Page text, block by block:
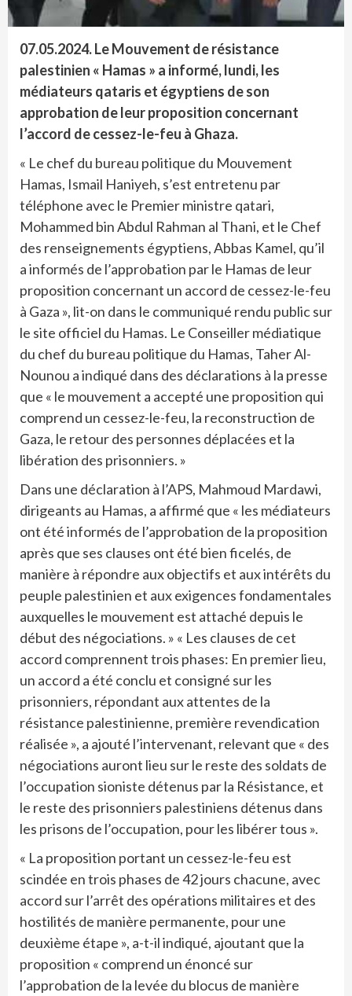
07.05.2024. Le Mouvement de résistance
palestinien « Hamas » a informé, lundi, les
médiateurs qataris et égyptiens de son
approbation de leur proposition concernant
l’accord de cessez-le-feu à Ghaza.
« Le chef du bureau politique du Mouvement
Hamas, Ismail Haniyeh, s’est entretenu par
téléphone avec le Premier ministre qatari,
Mohammed bin Abdul Rahman al Thani, et le Chef
des renseignements égyptiens, Abbas Kamel, qu’il
a informés de l’approbation par le Hamas de leur
proposition concernant un accord de cessez-le-feu
à Gaza », lit-on dans le communiqué rendu public sur
le site officiel du Hamas. Le Conseiller médiatique
du chef du bureau politique du Hamas, Taher Al-
Nounou a indiqué dans des déclarations à la presse
que « le mouvement a accepté une proposition qui
comprend un cessez-le-feu, la reconstruction de
Gaza, le retour des personnes déplacées et la
libération des prisonniers. »
Dans une déclaration à l’APS, Mahmoud Mardawi,
dirigeants au Hamas, a affirmé que « les médiateurs
ont été informés de l’approbation de la proposition
après que ses clauses ont été bien ficelés, de
manière à répondre aux objectifs et aux intérêts du
peuple palestinien et aux exigences fondamentales
auxquelles le mouvement est attaché depuis le
début des négociations. » « Les clauses de cet
accord comprennent trois phases: En premier lieu,
un accord a été conclu et consigné sur les
prisonniers, répondant aux attentes de la
résistance palestinienne, première revendication
réalisée », a ajouté l’intervenant, relevant que « des
négociations auront lieu sur le reste des soldats de
l’occupation sioniste détenus par la Résistance, et
le reste des prisonniers palestiniens détenus dans
les prisons de l’occupation, pour les libérer tous ».
« La proposition portant un cessez-le-feu est
scindée en trois phases de 42 jours chacune, avec
accord sur l’arrêt des opérations militaires et des
hostilités de manière permanente, pour une
deuxième étape », a-t-il indiqué, ajoutant que la
proposition « comprend un énoncé sur
l’approbation de la levée du blocus de manière